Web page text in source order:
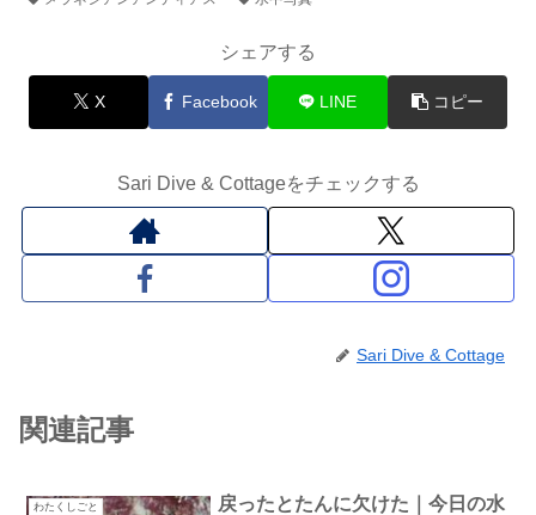
シェアする
X Facebook LINE コピー
Sari Dive & Cottageをチェックする
Sari Dive & Cottage
関連記事
わたくしごと
戻ったとたんに欠けた｜今日の水